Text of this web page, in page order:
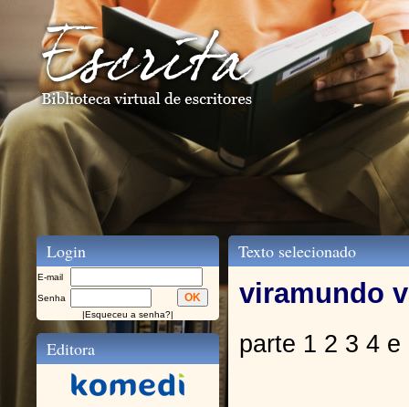
Login
E-mail
Senha
|Esqueceu a senha?|
Editora
Texto selecionado
viramundo
parte 1 2 3 4 e